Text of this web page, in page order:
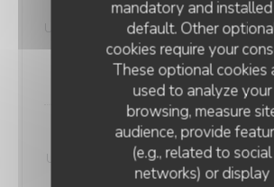
mandatory and
default. Other
cookies require your
These optional cookies
used to analyze your
browsing, measure
audience, provide
(e.g., related to social
networks) or display
5 Séquences
Un menu en cinq séquences comprend
poisson, une viande, un pré-dessert
58,00 EUR
7 Séquences
Un menu en sept séquences comprend
un poisson, une viande, le plat